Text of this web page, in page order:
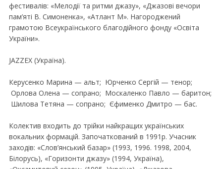
фестивалiв: «Мелодiї та ритми джазу», «Джазовi вечори
пам’ятi В. Симоненка», «Атлант М». Нагороджений
грамотою Всеукраїнського благодiйного фонду «Освiта
України».
JAZZEX (Україна).
Керусенко Марина — альт; Юрченко Сергiй — тенор;
Орлова Олена — сопрано; Москаленко Павло — баритон;
Шилова Тетяна — сопрано; Єфименко Дмитро — бас.
Колектив входить до трiйки найкращих українських
вокальних формацiй. Започаткований в 1991р. Учасник
заходів: «Слов’янський базар» (1993, 1996. 1998, 2004,
Бiлорусь), «Горизонти джазу» (1994, Україна),